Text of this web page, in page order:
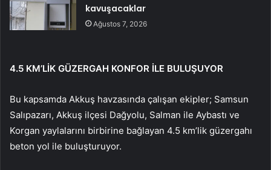
kavuşacaklar
Ağustos 7, 2026
4.5 KM’LİK GÜZERGAH KONFOR İLE BULUŞUYOR
Bu kapsamda Akkuş havzasında çalışan ekipler; Samsun
Salıpazarı, Akkuş ilçesi Dağyolu, Salman ile Aybastı ve
Korgan yaylalarını birbirine bağlayan 4.5 km’lik güzergahı
beton yol ile buluşturuyor.